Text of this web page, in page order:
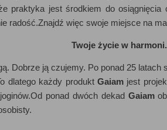
praktyka jest środkiem do
radość.Znajdź więc swoje miejsce na
Twoje życie w harmoni.
Dobrze ją czujemy. Po ponad 25
dlatego każdy produkt Gaiamjest
ponad dwóch dekad Gaiam